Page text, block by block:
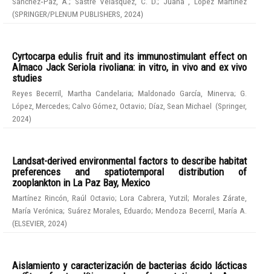
(SPRINGER/PLENUM PUBLISHERS 2024)
Cyrtocarpa edulis fruit and its immunostimulant effect on
Almaco Jack Seriola rivoliana: in vitro, in vivo and ex vivo
studies
Reyes Becerril, Martha Candelaria;Maldonado García, Minerva;G.
López, Mercedes;Calvo Gómez, Octavio; Díaz, Sean Michael (Springer,
2024)
Landsat-derived environmental factors to describe habitat
preferences and spatiotemporal distribution of
zooplankton in La Paz Bay, Mexico
Martínez Rincón, Raúl Octavio; Lora Cabrera, Yutzil; Morales Zárate,
María Verónica; Suárez Morales, Eduardo;Mendoza Becerril, María A.
(ELSEVIER 2024)
Aislamiento y caracterización de bacterias ácido lácticas